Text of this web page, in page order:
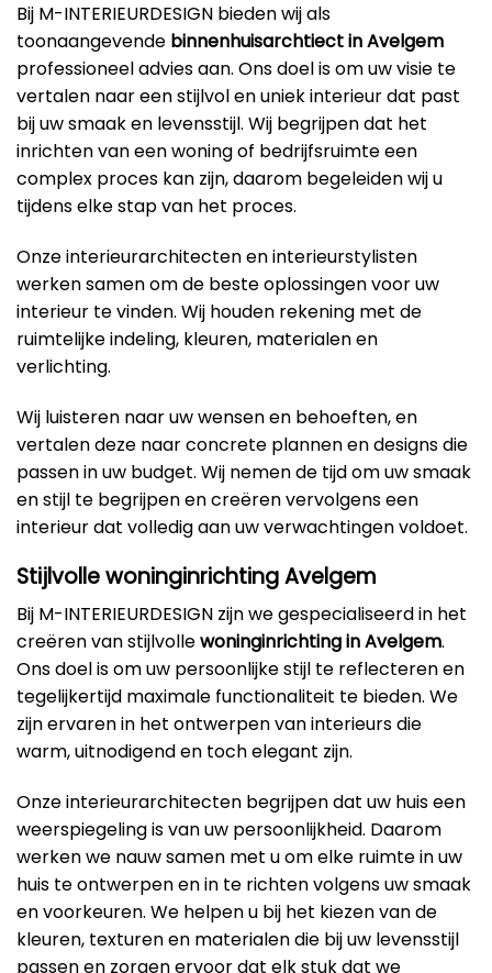
Bij M-INTERIEURDESIGN bieden wij als
toonaangevende binnenhuisarchtiect in Avelgem
professioneel advies aan. Ons doel is om uw visie te
vertalen naar een stijlvol en uniek interieur dat past
bij uw smaak en levensstijl. Wij begrijpen dat het
inrichten van een woning of bedrijfsruimte een
complex proces kan zijn, daarom begeleiden wij u
tijdens elke stap van het proces.
Onze interieurarchitecten en interieurstylisten
werken samen om de beste oplossingen voor uw
interieur te vinden. Wij houden rekening met de
ruimtelijke indeling, kleuren, materialen en
verlichting.
Wij luisteren naar uw wensen en behoeften, en
vertalen deze naar concrete plannen en designs die
passen in uw budget. Wij nemen de tijd om uw smaak
en stijl te begrijpen en creëren vervolgens een
interieur dat volledig aan uw verwachtingen voldoet.
Stijlvolle woninginrichting Avelgem
Bij M-INTERIEURDESIGN zijn we gespecialiseerd in het
creëren van stijlvollewoninginrichting in Avelgem.
Ons doel is om uw persoonlijke stijl te reflecteren en
tegelijkertijd maximale functionaliteit te bieden. We
zijn ervaren in het ontwerpen van interieurs die
warm, uitnodigend en toch elegant zijn.
Onze interieurarchitecten begrijpen dat uw huis een
weerspiegeling is van uw persoonlijkheid. Daarom
werken we nauw samen met u om elke ruimte in uw
huis te ontwerpen en in te richten volgens uw smaak
en voorkeuren. We helpen u bij het kiezen van de
kleuren, texturen en materialen die bij uw levensstijl
passen en zorgen ervoor dat elk stuk dat we